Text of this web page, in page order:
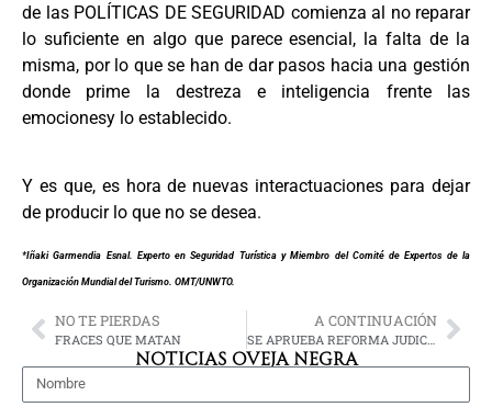
de las POLÍTICAS DE SEGURIDAD comienza al no reparar
lo suficiente en algo que parece esencial, la falta de la
misma, por lo que se han de dar pasos hacia una gestión
donde prime la destreza e inteligencia frente las
emocionesy lo establecido.
Y es que, es hora de nuevas interactuaciones para dejar
de producir lo que no se desea.
*Iñaki Garmendia Esnal. Experto en Seguridad Turística y Miembro del Comité de Expertos de la
Organización Mundial del Turismo. OMT/UNWTO.
NO TE PIERDAS
FRACES QUE MATAN
A CONTINUACIÓN
SE APRUEBA REFORMA JUDICIAL
NOTICIAS OVEJA NEGRA